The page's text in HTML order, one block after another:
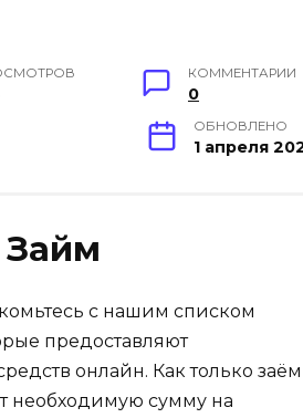
КОММЕНТАРИИ
0
ОБНОВЛЕНО
1 апреля
с нашим списком
предоставляют
онлайн. Как только заём
необходимую сумму на